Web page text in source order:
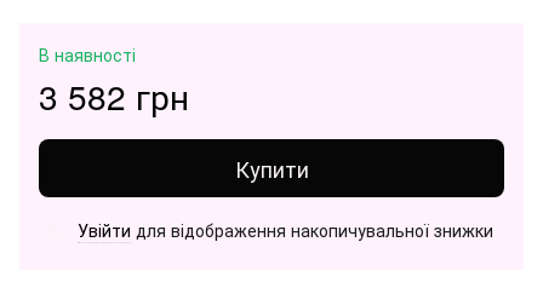
В наявності
3 582 грн
Купити
Увійти для відображення накопичувальної знижки